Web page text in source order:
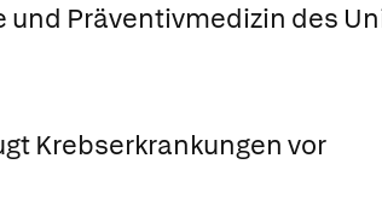
und Präventivmedizin des
Krebserkrankungen vor